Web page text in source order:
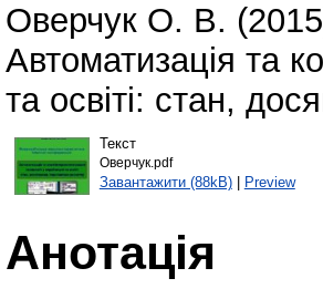
Оверчук О. В.
Автоматизація та
та освіті: стан,
Текст
Оверчук.pdf
Завантажити (88kB)| Preview
Анотація